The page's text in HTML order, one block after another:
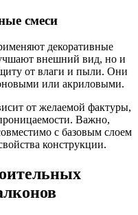
смеси
декоративные
внешний вид, но и
от влаги и пыли. Они
или акриловыми.
от желаемой фактуры,
Важно,
с базовым слоем
конструкции.